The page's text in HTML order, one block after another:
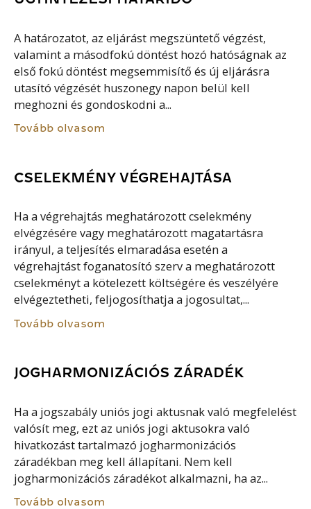
A határozatot, az eljárást megszüntető végzést,
valamint a másodfokú döntést hozó hatóságnak az
első fokú döntést megsemmisítő és új eljárásra
utasító végzését huszonegy napon belül kell
meghozni és gondoskodni a...
Tovább olvasom
CSELEKMÉNY VÉGREHAJTÁSA
Ha a végrehajtás meghatározott cselekmény
elvégzésére vagy meghatározott magatartásra
irányul, a teljesítés elmaradása esetén a
végrehajtást foganatosító szerv a meghatározott
cselekményt a kötelezett költségére és veszélyére
elvégeztetheti, feljogosíthatja a jogosultat,...
Tovább olvasom
JOGHARMONIZÁCIÓS ZÁRADÉK
Ha a jogszabály uniós jogi aktusnak való megfelelést
valósít meg, ezt az uniós jogi aktusokra való
hivatkozást tartalmazó jogharmonizációs
záradékban meg kell állapítani. Nem kell
jogharmonizációs záradékot alkalmazni, ha az...
Tovább olvasom